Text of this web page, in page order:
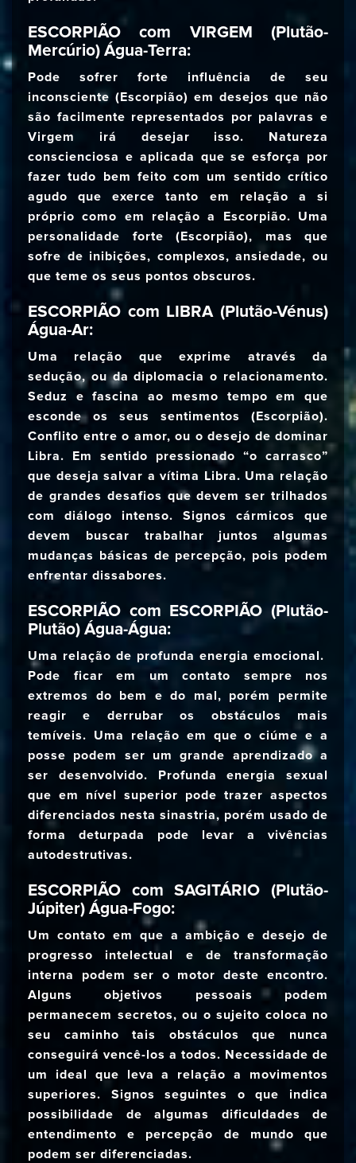
ESCORPIÃO com VIRGEM (Plutão-
Mercúrio) Água-Terra:
Pode sofrer forte influência de seu
inconsciente (Escorpião) em desejos que não
são facilmente representados por palavras e
Virgem irá desejar isso. Natureza
conscienciosa e aplicada que se esforça por
fazer tudo bem feito com um sentido crítico
agudo que exerce tanto em relação a si
próprio como em relação a Escorpião. Uma
personalidade forte (Escorpião), mas que
sofre de inibições, complexos, ansiedade, ou
que teme os seus pontos obscuros.
ESCORPIÃO com LIBRA (Plutão-Vénus)
Água-Ar:
Uma relação que exprime através da
sedução, ou da diplomacia o relacionamento.
Seduz e fascina ao mesmo tempo em que
esconde os seus sentimentos (Escorpião).
Conflito entre o amor, ou o desejo de dominar
Libra. Em sentido pressionado “o carrasco”
que deseja salvar a vítima Libra. Uma relação
de grandes desafios que devem ser trilhados
com diálogo intenso. Signos cármicos que
devem buscar trabalhar juntos algumas
mudanças básicas de percepção, pois podem
enfrentar dissabores.
ESCORPIÃO com ESCORPIÃO (Plutão-
Plutão) Água-Água:
Uma relação de profunda energia emocional.
Pode ficar em um contato sempre nos
extremos do bem e do mal, porém permite
reagir e derrubar os obstáculos mais
temíveis. Uma relação em que o ciúme e a
posse podem ser um grande aprendizado a
ser desenvolvido. Profunda energia sexual
que em nível superior pode trazer aspectos
diferenciados nesta sinastria, porém usado de
forma deturpada pode levar a vivências
autodestrutivas.
ESCORPIÃO com SAGITÁRIO (Plutão-
Júpiter) Água-Fogo:
Um contato em que a ambição e desejo de
progresso intelectual e de transformação
interna podem ser o motor deste encontro.
Alguns objetivos pessoais podem
permanecem secretos, ou o sujeito coloca no
seu caminho tais obstáculos que nunca
conseguirá vencê-los a todos. Necessidade de
um ideal que leva a relação a movimentos
superiores. Signos seguintes o que indica
possibilidade de algumas dificuldades de
entendimento e percepção de mundo que
podem ser diferenciadas.